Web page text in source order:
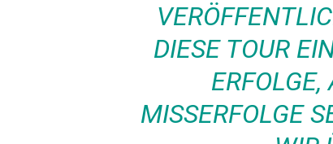
DIESE TOUR
RFOLGE,
ISSERFOLGE